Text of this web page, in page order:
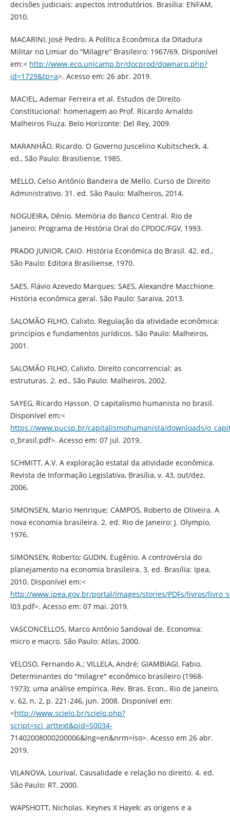
decisões judiciais: aspectos introdutórios. Brasília: ENFAM,
2010.
MACARINI, José Pedro. A Política Econômica da Ditadura
Militar no Limiar do “Milagre” Brasileiro: 1967/69. Disponível
em:< http://www.eco.unicamp.br/docprod/downarq.php?
id=1729&tp=a>. Acesso em: 26 abr. 2019.
MACIEL, Ademar Ferreira et al. Estudos de Direito
Constitucional: homenagem ao Prof. Ricardo Arnaldo
Malheiros Fiuza. Belo Horizonte: Del Rey, 2009.
MARANHÃO, Ricardo. O Governo Juscelino Kubitscheck. 4.
ed., São Paulo: Brasiliense, 1985.
MELLO, Celso Antônio Bandeira de Mello. Curso de Direito
Administrativo. 31. ed. São Paulo: Malheiros, 2014.
NOGUEIRA, Dênio. Memória do Banco Central. Rio de
Janeiro: Programa de História Oral do CPDOC/FGV, 1993.
PRADO JUNIOR, CAIO. História Econômica do Brasil. 42. ed.,
São Paulo: Editora Brasiliense, 1970.
SAES, Flávio Azevedo Marques; SAES, Alexandre Macchione.
História econômica geral. São Paulo: Saraiva, 2013.
SALOMÃO FILHO, Calixto. Regulação da atividade econômica:
princípios e fundamentos jurídicos. São Paulo: Malheiros,
2001.
SALOMÃO FILHO, Calixto. Direito concorrencial: as
estruturas. 2. ed., São Paulo: Malheiros, 2002.
SAYEG, Ricardo Hasson. O capitalismo humanista no brasil.
Disponível em:<
https://www.pucsp.br/capitalismohumanista/downloads/
o_brasil.pdf>. Acesso em: 07 jul. 2019.
SCHMITT, A.V. A exploração estatal da atividade econômica.
Revista de Informação Legislativa, Brasília, v. 43, out/dez,
2006.
SIMONSEN, Mario Henrique; CAMPOS, Roberto de Oliveira. A
nova economia brasileira. 2. ed. Rio de Janeiro: J. Olympio,
1976.
SIMONSEN, Roberto; GUDIN, Eugênio. A controvérsia do
planejamento na economia brasileira. 3. ed. Brasília: Ipea,
2010. Disponível em:<
http://www.ipea.gov.br/portal/images/stories/PDFs/livros/
l03.pdf>. Acesso em: 07 mai. 2019.
VASCONCELLOS, Marco Antônio Sandoval de. Economia:
micro e macro. São Paulo: Atlas, 2000.
VELOSO, Fernando A.; VILLELA, André; GIAMBIAGI, Fabio.
Determinantes do "milagre" econômico brasileiro (1968-
1973): uma análise empírica. Rev. Bras. Econ., Rio de Janeiro,
v. 62, n. 2, p. 221-246, jun. 2008. Disponível em:
<http://www.scielo.br/scielo.php?
script=sci_arttext&pid=S0034-
71402008000200006&lng=en&nrm=iso>. Acesso em 26 abr.
2019.
VILANOVA, Lourival. Causalidade e relação no direito. 4. ed.
São Paulo: RT, 2000.
WAPSHOTT, Nicholas. Keynes X Hayek: as origens e a